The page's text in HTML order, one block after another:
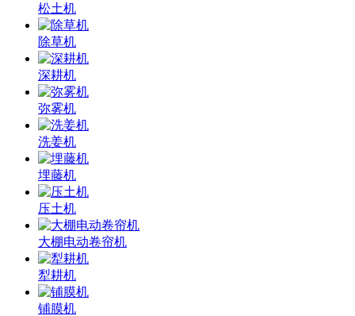
松土机
除草机
深耕机
弥雾机
洗姜机
埋藤机
压土机
大棚电动卷帘机
犁耕机
铺膜机